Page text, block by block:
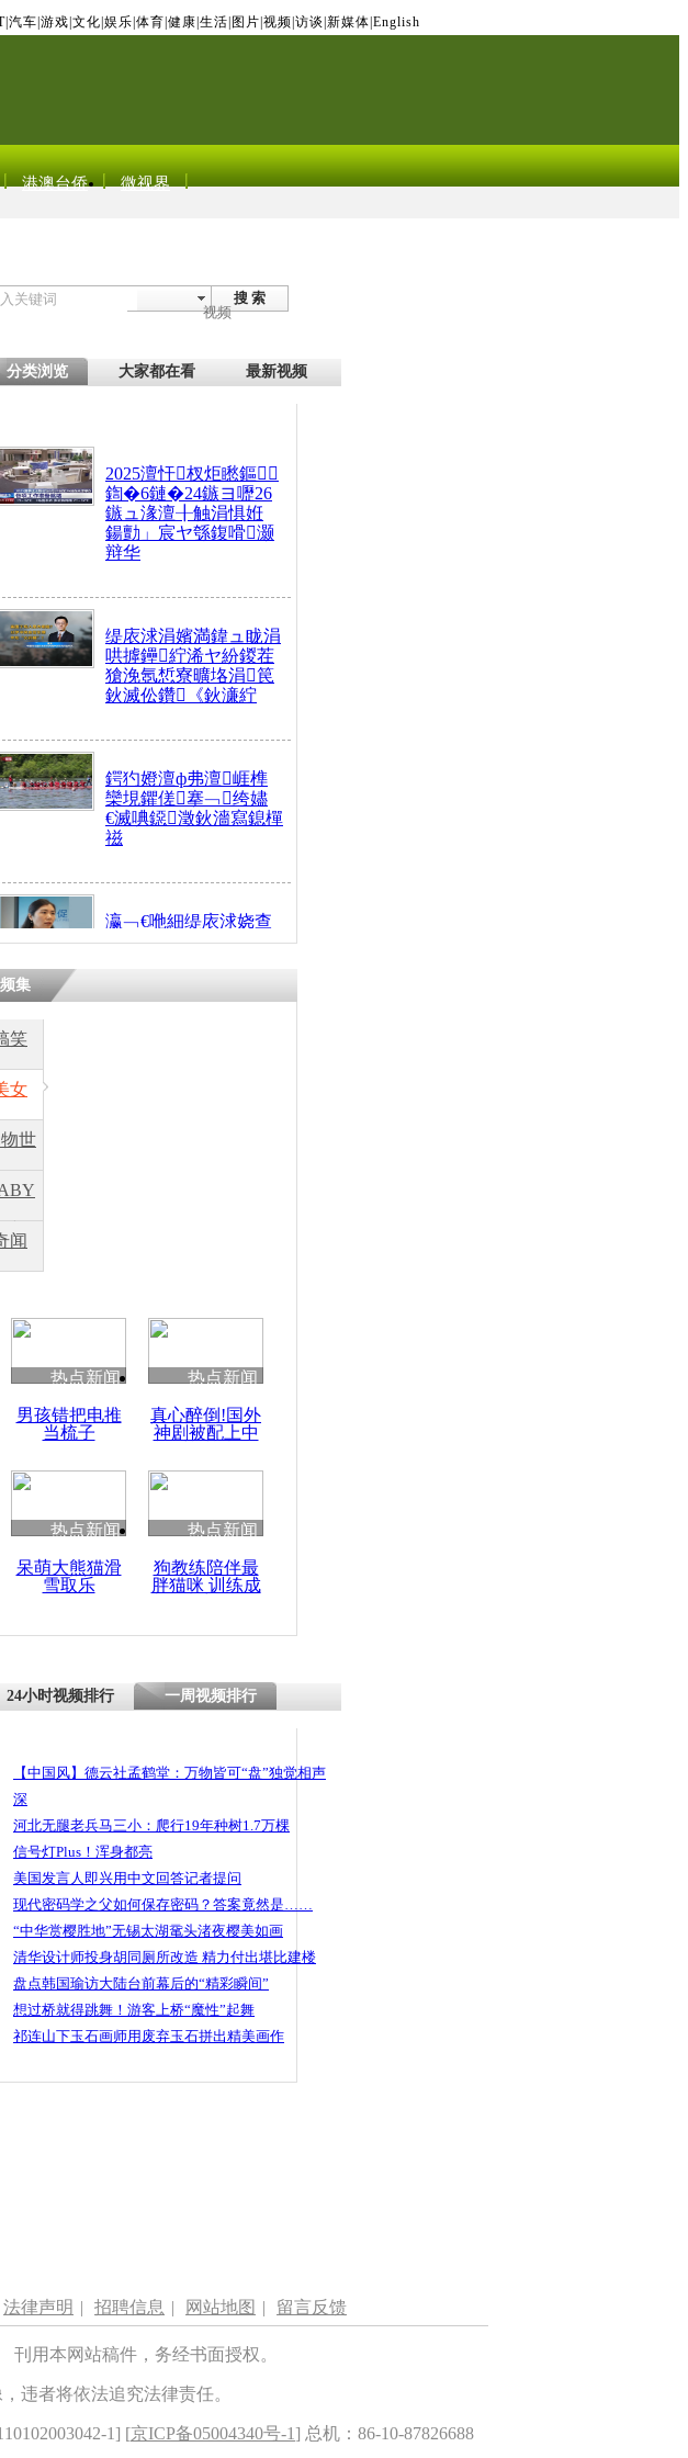
| 汽车 游戏 文化 娱乐 体育 健康 生活 图片 视频 访谈 新媒体 English
港澳台侨 微视界
搜 索
视频
分类浏览 大家都在看 最新视频
2025澶忓杈炬矁鏂
鍧�6鏈�24鏃ヨ嚦26
鏃ュ湪澶╂触涓惧姙
鍚勯」宸ヤ綔鍑嗗灏
辩华
缇庡浗涓嬪満鍏ュ眬涓
哄摢鑸紵浠ヤ紛鍐茬
獊浼氬惁寮曠垎涓笢
鈥滅伀鑽《鈥濓紵
鍔犳嬁澶ф弗澶崕榫
欒垷鑺傞搴﹁绔嬧
€滅唺鐚澂鈥濇寫鎴樿
禌
瀛﹁€咃細缇庡浗娆查
€间笢鍗椾簹涓庝腑鍥
熷悎浣� 涓ㄥ浗闄呰
集
笑
女
世
秀
闻
热点新闻
男孩错把电推
当梳子
热点新闻
真心醉倒!国外
神剧被配上中
热点新闻
呆萌大熊猫滑
雪取乐
热点新闻
狗教练陪伴最
胖猫咪 训练成
24小时视频排行 一周视频排行
【中国风】德云社孟鹤堂：万物皆可“盘”独觉相声
深
河北无腿老兵马三小：爬行19年种树1.7万棵
信号灯Plus！浑身都亮
美国发言人即兴用中文回答记者提问
现代密码学之父如何保存密码？答案竟然是……
“中华赏樱胜地”无锡太湖鼋头渚夜樱美如画
清华设计师投身胡同厕所改造 精力付出堪比建楼
盘点韩国瑜访大陆台前幕后的“精彩瞬间”
想过桥就得跳舞！游客上桥“魔性”起舞
祁连山下玉石画师用废弃玉石拼出精美画作
法律声明 | 招聘信息 | 网站地图 | 留言反馈
用本网站稿件，务经书面授权。
违者将依法追究法律责任。
1] [京ICP备05004340号-1] 总机：86-10-87826688